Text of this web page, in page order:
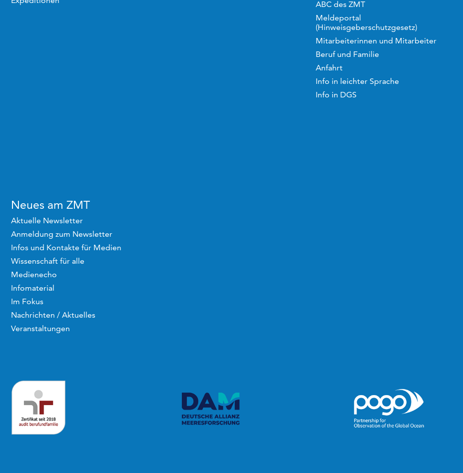
ABC des ZMT
Meldeportal
(Hinweisgeberschutzgesetz)
Mitarbeiterinnen und Mitarbeiter
Beruf und Familie
Anfahrt
Info in leichter Sprache
Info in DGS
Neues am ZMT
Aktuelle Newsletter
Anmeldung zum Newsletter
Infos und Kontakte für Medien
Wissenschaft für alle
Medienecho
Infomaterial
Im Fokus
Nachrichten / Aktuelles
Veranstaltungen